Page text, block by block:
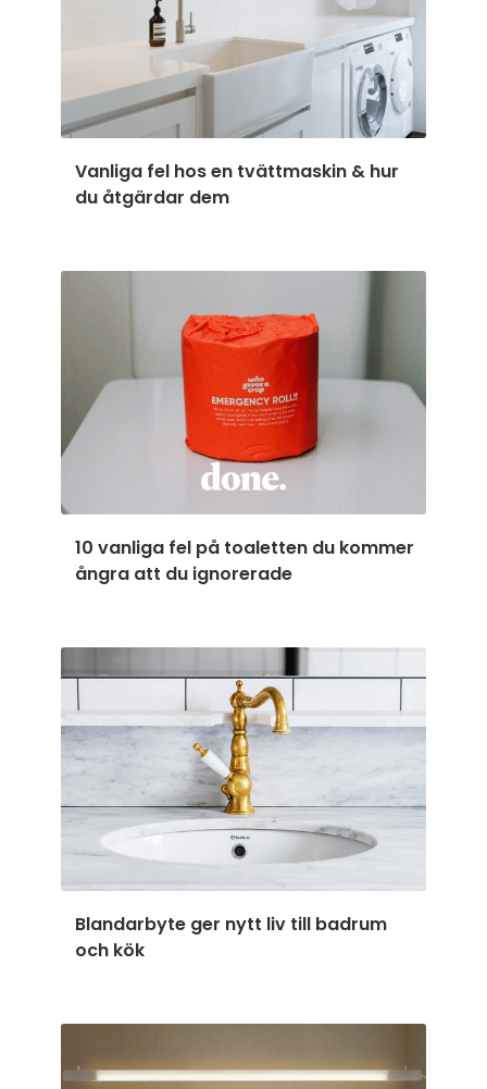
Vanliga fel hos en tvättmaskin & hur
du åtgärdar dem
10 vanliga fel på toaletten du kommer
ångra att du ignorerade
Blandarbyte ger nytt liv till badrum
och kök